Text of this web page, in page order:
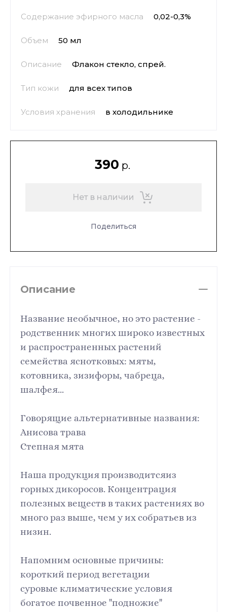
Содержание эфирного масла 0,02-0,3%
Объем 50 мл
Описание Флакон стекло, спрей.
Тип кожи для всех типов
Условия хранения в холодильнике
390 р.
Нет в наличии
Поделиться
Описание
Название необычное, но это растение -
родственник многих широко известных
и распространенных растений
семейства яснотковых: мяты,
котовника, зизифоры, чабреца,
шалфея...
Говорящие альтернативные названия:
Анисова трава
Степная мята
Наша продукция производитсяиз
горных дикоросов. Концентрация
полезных веществ в таких растениях во
много раз выше, чем у их собратьев из
низин.
Напомним основные причины:
короткий период вегетации
суровые климатические условия
богатое почвенное "подножие"